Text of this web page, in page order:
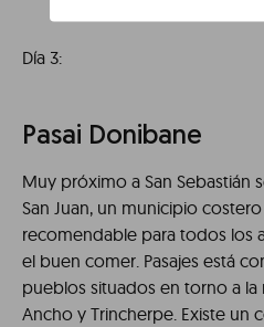
Día 3:
Pasai Donibane
Muy próximo a San Sebastián
San Juan, un municipio
recomendable para todos los
el buen comer. Pasajes está
pueblos situados en torno a la
Ancho y Trincherpe. Existe un